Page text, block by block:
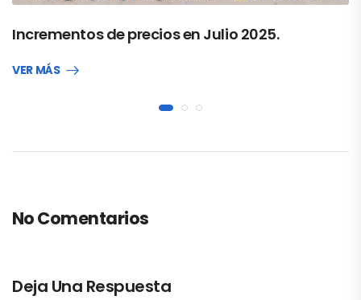
Incrementos de precios en Julio 2025.
VER MÁS
No Comentarios
Deja Una Respuesta